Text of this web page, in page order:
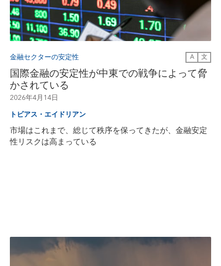
金融セクターの安定性 A 文
国際金融の安定性が中東での戦争によって脅
かされている
2026年4月14日
トビアス・エイドリアン
市場はこれまで、総じて秩序を保ってきたが、金融安定
性リスクは高まっている